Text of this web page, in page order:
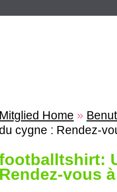
Mitglied Home »
du cygne : Rendez-
Rendez-vous